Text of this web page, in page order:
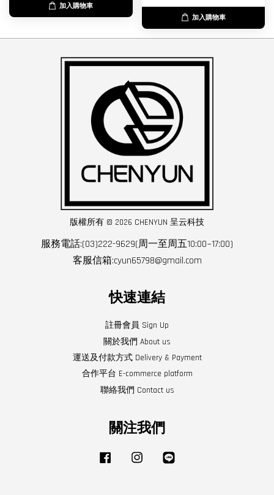
加入購物車
加入購物車
版權所有 © 2026 CHENYUN 呈云科技
服務電話:(03)222-9629(周一至周五10:00~17:00)
客服信箱:cyun65798@gmail.com
快速連結
註冊會員 Sign Up
關於我們 About us
運送及付款方式 Delivery & Payment
合作平台 E-commerce platform
聯絡我們 Contact us
關注我們
Facebook Instagram